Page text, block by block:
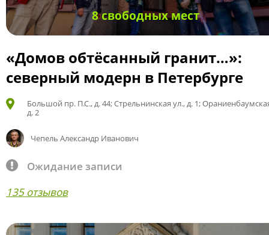
8 свободных мест
«Домов обтёсанный гранит…»:
северный модерн в Петербурге
Большой пр. П.С., д. 44; Стрельнинская ул., д. 1;
д. 2
Чепель Александр Иванович
Ожидание записи
135 отзывов